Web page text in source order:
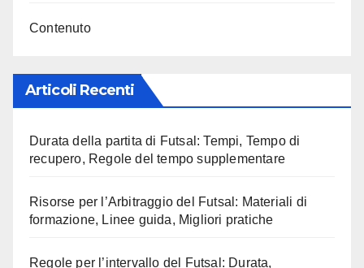
Contenuto
Articoli Recenti
Durata della partita di Futsal: Tempi, Tempo di
recupero, Regole del tempo supplementare
Risorse per l’Arbitraggio del Futsal: Materiali di
formazione, Linee guida, Migliori pratiche
Regole per l’intervallo del Futsal: Durata,